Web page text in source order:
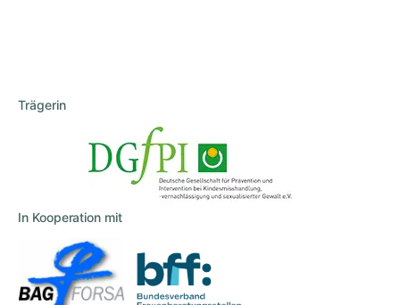
Trägerin
In Kooperation mit